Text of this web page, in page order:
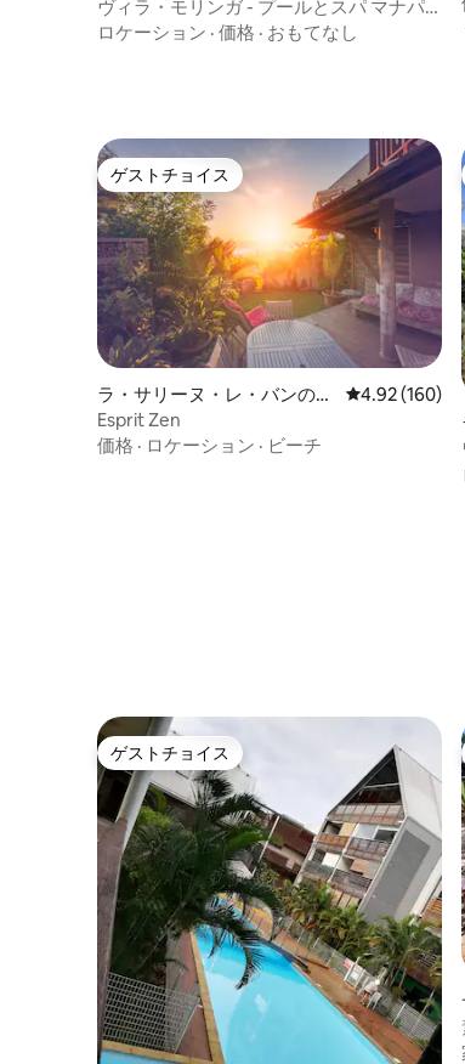
ヴィラ・モリンガ - プールとスパ マナパ
ニー・レ・バン
ロケーション · 価格 · おもてなし
ゲストチョイス
ゲストチョイス
ラ・サリーヌ・レ・バンのコ
ンドミニアム
レビュー160
4.92 (160)
Esprit Zen
価格 · ロケーション · ビーチ
ゲストチョイス
ゲストチョイス